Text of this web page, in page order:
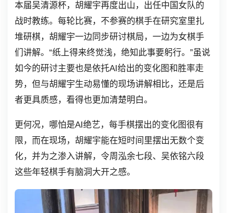
本届吴清源杯，胡耀宇再度出山，出任中国女队的
战时教练。每轮比赛，不参赛的棋手在研究室里扎
堆研棋，胡耀宇一边同步研讨棋局，一边为女棋手
们讲解。“纸上得来终觉浅，绝知此事要躬行。”虽说
如今的研讨主要也是依托AI给出的变化图和胜率走
势，但与胡耀宇生动易懂的现场讲解相比，还是后
者更具质感，看得也更加清楚明白。
更何况，哪怕是AI绝艺，每手棋摆出的变化图很有
限，而在现场，胡耀宇能在短时间里摆出无数个变
化，并为之渗入讲解，令周泓余七段、吴依铭六段
这些年轻棋手有脑洞大开之感。